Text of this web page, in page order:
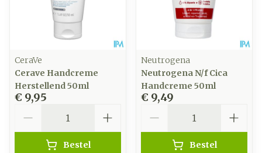
CeraVe
Cerave Handcreme
Herstellend 50ml
€ 9,95
Bestel
Neutrogena
Neutrogena N/f Cica
Handcreme 50ml
€ 9,49
Bestel